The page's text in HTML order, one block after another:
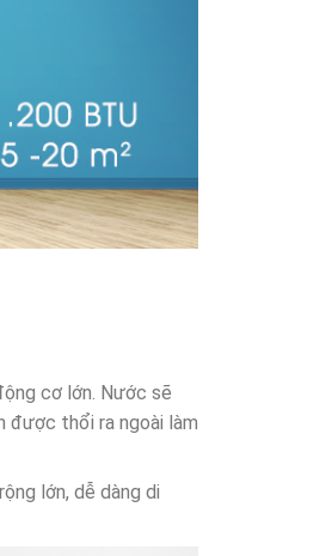
cơ lớn. Nước sẽ
được thổi ra ngoài làm
lớn, dễ dàng di